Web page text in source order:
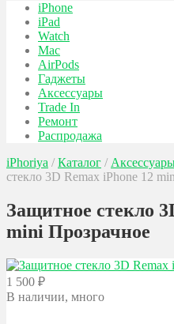
iPhone
iPad
Watch
Mac
AirPods
Гаджеты
Аксессуары
Trade In
Ремонт
Распродажа
iPhoriya / Каталог /
стекло 3D Remax iPhone 12
Защитное стекло
mini Прозрачное
1 500 ₽
В наличии, много